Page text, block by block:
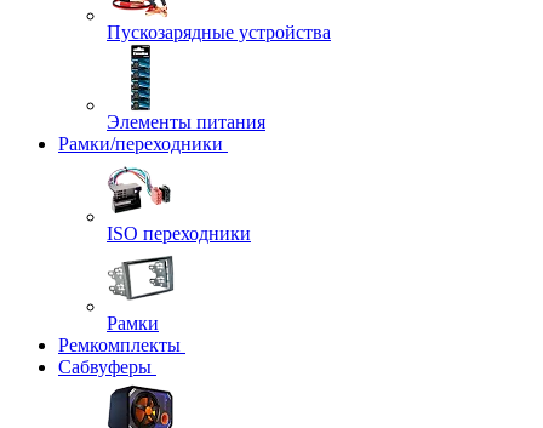
Пускозарядные устройства
Элементы питания
Рамки/переходники
ISO переходники
Рамки
Ремкомплекты
Сабвуферы